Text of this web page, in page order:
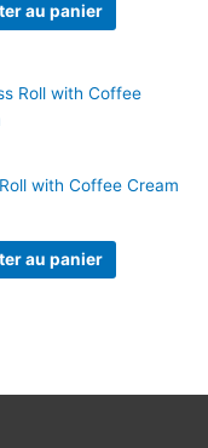
au panier
with Coffee Cream
au panier